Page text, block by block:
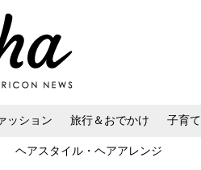
ヘアスタイル・ヘアアレンジ
ッション 旅行＆おでかけ 子育て